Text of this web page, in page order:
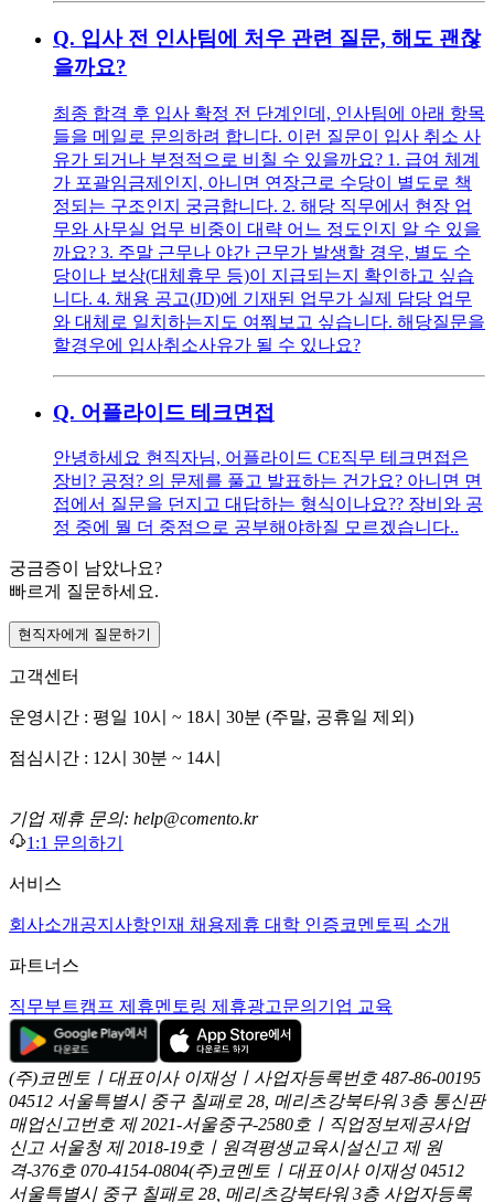
Q. 입사 전 인사팀에 처우 관련 질문, 해도 괜찮
을까요?
최종 합격 후 입사 확정 전 단계인데, 인사팀에 아래 항목
들을 메일로 문의하려 합니다. 이런 질문이 입사 취소 사
유가 되거나 부정적으로 비칠 수 있을까요? 1. 급여 체계
가 포괄임금제인지, 아니면 연장근로 수당이 별도로 책
정되는 구조인지 궁금합니다. 2. 해당 직무에서 현장 업
무와 사무실 업무 비중이 대략 어느 정도인지 알 수 있을
까요? 3. 주말 근무나 야간 근무가 발생할 경우, 별도 수
당이나 보상(대체휴무 등)이 지급되는지 확인하고 싶습
니다. 4. 채용 공고(JD)에 기재된 업무가 실제 담당 업무
와 대체로 일치하는지도 여쭤보고 싶습니다. 해당질문을
할경우에 입사취소사유가 될 수 있나요?
Q. 어플라이드 테크면접
안녕하세요 현직자님, 어플라이드 CE직무 테크면접은
장비? 공정? 의 문제를 풀고 발표하는 건가요? 아니면 면
접에서 질문을 던지고 대답하는 형식이나요?? 장비와 공
정 중에 뭘 더 중점으로 공부해야하질 모르겠습니다..
궁금증이 남았나요?
빠르게 질문하세요.
현직자에게 질문하기
고객센터
운영시간 : 평일 10시 ~ 18시 30분 (주말, 공휴일 제외)
점심시간 : 12시 30분 ~ 14시
기업 제휴 문의: help@comento.kr
1:1 문의하기
서비스
회사소개 공지사항인재 채용제휴 대학 인증코멘토픽 소개
파트너스
직무부트캠프 제휴멘토링 제휴광고문의 기업 교육
(주)코멘토ㅣ대표이사 이재성ㅣ사업자등록번호 487-86-00195
04512 서울특별시 중구 칠패로 28, 메리츠강북타워 3층 통신판
매업신고번호 제 2021-서울중구-2580호ㅣ직업정보제공사업
신고 서울청 제 2018-19호ㅣ원격평생교육시설신고 제 원
격-376호 070-4154-0804(주)코멘토ㅣ대표이사 이재성 04512
서울특별시 중구 칠패로 28, 메리츠강북타워 3층 사업자등록